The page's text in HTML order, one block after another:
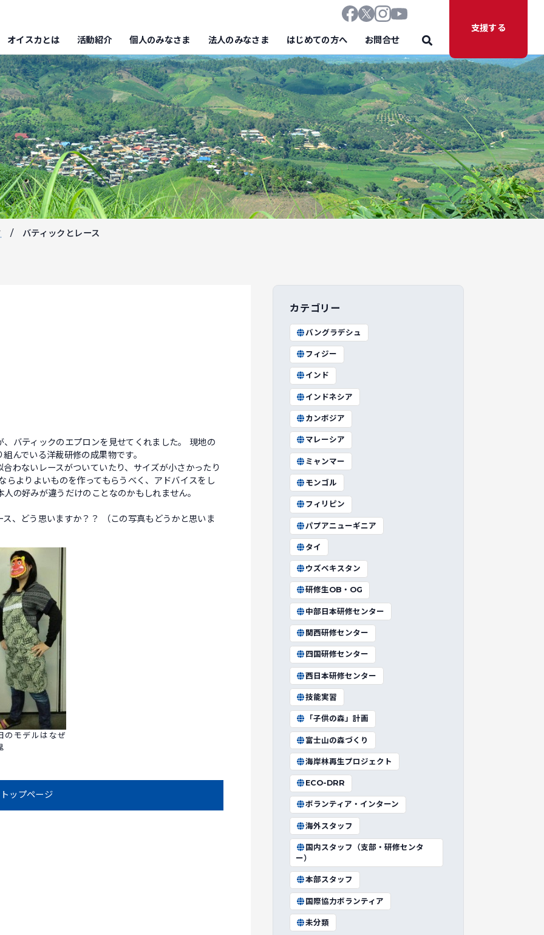
オイスカとは 活動紹介 個人のみなさま 法人のみなさま はじめての方へ お問合せ
支援する
バティックとレース
バティックのエプロンを見せてくれました。 現地の
んでいる洋裁研修の成果物です。
わないレースがついていたり、サイズが小さかったり
らよりよいものを作ってもらうべく、アドバイスをし
の好みが違うだけのことなのかもしれません。
、どう思いますか？？ （この写真もどうかと思いま
のモデルはなぜ
トップページ
カテゴリー
バングラデシュ
フィジー
インド
インドネシア
カンボジア
マレーシア
ミャンマー
モンゴル
フィリピン
パプアニューギニア
タイ
ウズベキスタン
研修生OB・OG
中部日本研修センター
関西研修センター
四国研修センター
西日本研修センター
技能実習
「子供の森」計画
富士山の森づくり
海岸林再生プロジェクト
ECO-DRR
ボランティア・インターン
海外スタッフ
国内スタッフ（支部・研修センタ
ー）
本部スタッフ
国際協力ボランティア
未分類